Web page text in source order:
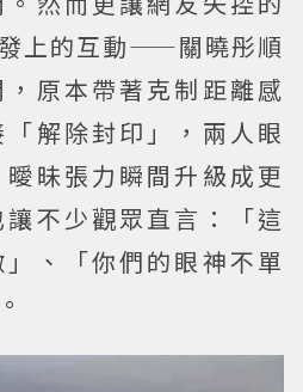
上的互動——關曉彤順
原本帶著克制距離感
解除封印」，兩人眼
昧張力瞬間升級成更
不少觀眾直言：「這
、「你們的眼神不單